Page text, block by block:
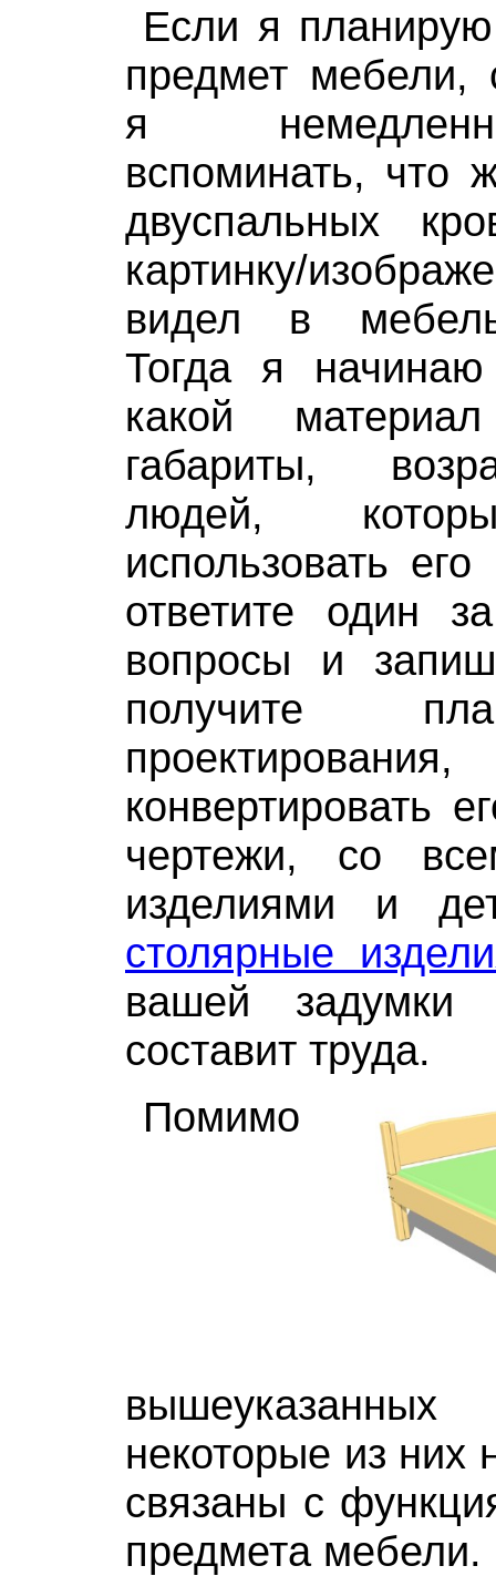
Если я планирую
предмет мебели,
я
вспоминать, что
двуспальных
картинку/
видел в
Тогда я
какой
габариты,
людей,
использовать
ответите один
вопросы и
получите
конвертировать
чертежи, со
изделиями и
столярные
вашей задумки
составит труда.
Помимо
некоторые из них
связаны с
предмета мебели.